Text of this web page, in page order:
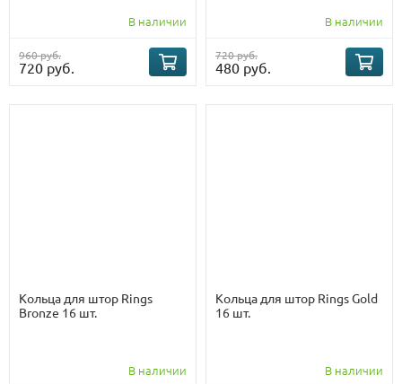
В наличии
960 руб.
720 руб.
В наличии
720 руб.
480 руб.
Кольца для штор Rings
Bronze 16 шт.
В наличии
Кольца для штор Rings Gold
16 шт.
В наличии